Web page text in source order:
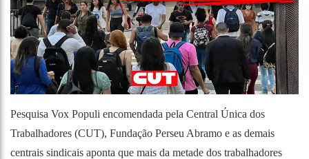
Pesquisa Vox Populi encomendada pela Central Única dos
Trabalhadores (CUT), Fundação Perseu Abramo e as demais
centrais sindicais aponta que mais da metade dos trabalhadores